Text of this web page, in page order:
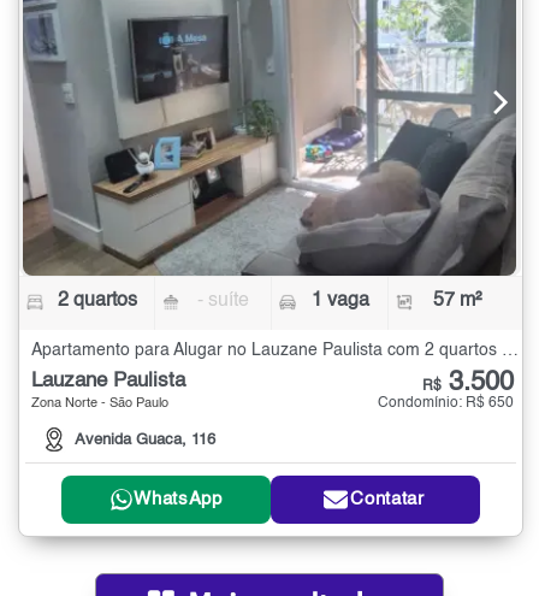
2 quartos - suíte 1 vaga 57 m²
Apartamento para Alugar no Lauzane Paulista com 2 quartos - 57 m²
Lauzane Paulista
Zona Norte - São Paulo
Avenida Guaca, 116
R$ 3.500
Condomínio: R$ 650
WhatsApp Contatar